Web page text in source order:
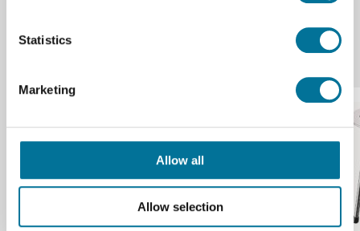
Statistics
Marketing
Allow all
Allow selection